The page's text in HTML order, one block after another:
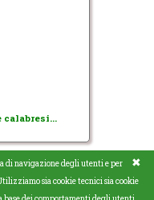
✖
di navigazione degli utenti e per
sia cookie tecnici sia cookie